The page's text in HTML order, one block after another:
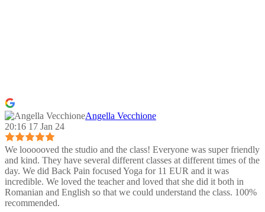
Angella Vecchione
20:16 17 Jan 24
We loooooved the studio and the class! Everyone was super friendly
and kind. They have several different classes at different times of the
day. We did Back Pain focused Yoga for 11 EUR and it was
incredible. We loved the teacher and loved that she did it both in
Romanian and English so that we could understand the class. 100%
recommended.